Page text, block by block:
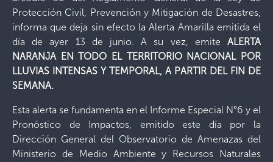
Protección Civil, Prevención y Mitigación de Desastres,
informa que deja sin efecto la Alerta Amarilla emitida el
día de ayer 13 de junio. A su vez, emite ALERTA
NARANJA EN TODO EL TERRITORIO NACIONAL POR
LLUVIAS INTENSAS Y TEMPORAL, A PARTIR DEL FIN DE
SEMANA.
Esta alerta se fundamenta en el Informe Especial N°6 y el
Pronóstico de Impactos, emitido este día por la
Dirección General del Observatorio de Amenazas del
Ministerio de Medio Ambiente y Recursos Naturales